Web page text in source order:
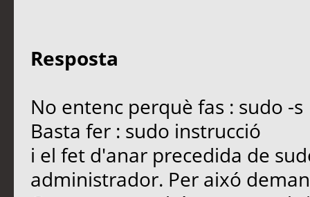
Resposta
No entenc perquè fas : sudo -s
Basta fer : sudo instrucció
i el fet d'anar precedida de
administrador. Per aixó